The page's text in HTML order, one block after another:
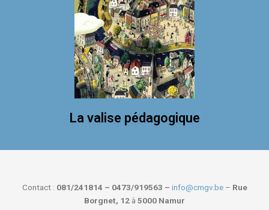
La valise pédagogique
Contact : 081/241814 – 0473/919563 – info@cmgv.be– Rue
Borgnet, 12 à 5000 Namur